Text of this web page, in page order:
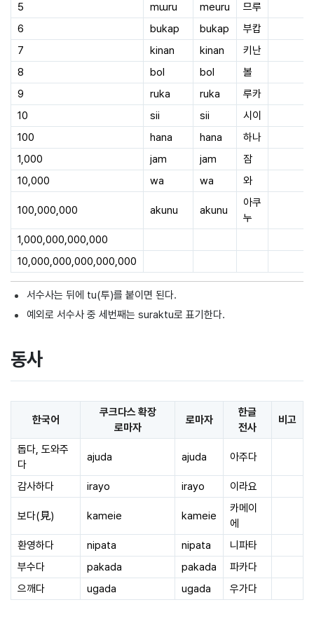
5
mɯru meuru
므루
6
bukap bukap
부캅
7
kinan kinan
키난
8
bol bol
볼
9
ruka ruka
루카
10
sii sii
시이
100
hana hana
하나
1,000
jam jam
잠
10,000
wa wa 와
100,000,000 аkunu akunu
아쿠
누
1,000,000,000,000
10,000,000,000,000,000
서수사는 뒤에 tu(투)를 붙이면 된다.
예외로 서수사 중 세번째는 suraktu로 표기한다.
동사
한국어
쿠크다스 확장
로마자
로마자
한글
전사
비고
돕다, 도와주
다
ajuda ajuda 아주다
감사하다 irayo irayo 이라요
보다(見) kameie kameie
카메이
에
환영하다
nipata nipata
니파타
부수다
pakada pakada
파카다
으깨다
ugada ugada 우가다